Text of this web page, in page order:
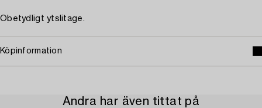
Obetydligt ytslitage.
Köpinformation
Andra har även tittat på